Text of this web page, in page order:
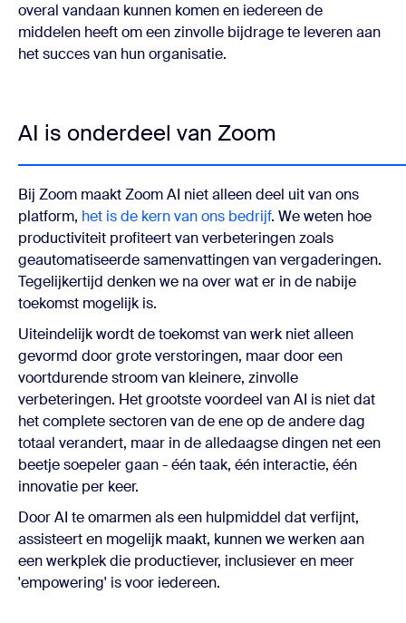
overal vandaan kunnen komen en iedereen de
middelen heeft om een zinvolle bijdrage te leveren aan
het succes van hun organisatie.
AI is onderdeel van Zoom
Bij Zoom maakt Zoom AI niet alleen deel uit van ons
platform, het is de kern van ons bedrijf. We weten hoe
productiviteit profiteert van verbeteringen zoals
geautomatiseerde samenvattingen van vergaderingen.
Tegelijkertijd denken we na over wat er in de nabije
toekomst mogelijk is.
Uiteindelijk wordt de toekomst van werk niet alleen
gevormd door grote verstoringen, maar door een
voortdurende stroom van kleinere, zinvolle
verbeteringen. Het grootste voordeel van AI is niet dat
het complete sectoren van de ene op de andere dag
totaal verandert, maar in de alledaagse dingen net een
beetje soepeler gaan - één taak, één interactie, één
innovatie per keer.
Door AI te omarmen als een hulpmiddel dat verfijnt,
assisteert en mogelijk maakt, kunnen we werken aan
een werkplek die productiever, inclusiever en meer
'empowering' is voor iedereen.